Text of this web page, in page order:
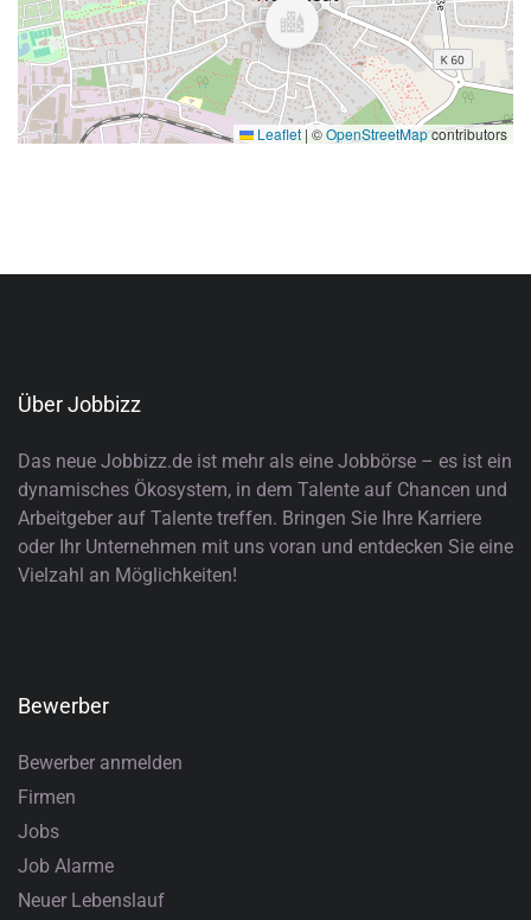
Leaflet | ©OpenStreetMapcontributors
Über Jobbizz
Das neue Jobbizz.de ist mehr als eine Jobbörse – es ist ein
dynamisches Ökosystem, in dem Talente auf Chancen und
Arbeitgeber auf Talente treffen. Bringen Sie Ihre Karriere
oder Ihr Unternehmen mit uns voran und entdecken Sie eine
Vielzahl an Möglichkeiten!
Bewerber
Bewerber anmelden
Firmen
Jobs
Job Alarme
Neuer Lebenslauf